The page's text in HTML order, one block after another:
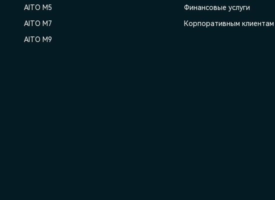
AITO M5
AITO M7
AITO M9
Финансовые услуги
Корпоративным клиентам